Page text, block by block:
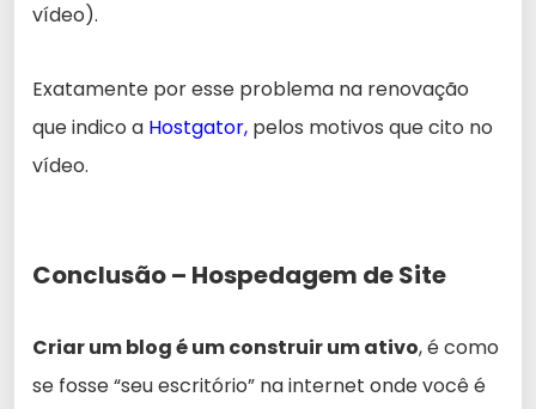
vídeo).
Exatamente por esse problema na renovação
que indico a Hostgator, pelos motivos que cito no
vídeo.
Conclusão – Hospedagem de Site
Criar um blog é um construir um ativo, é como
se fosse “seu escritório” na internet onde você é